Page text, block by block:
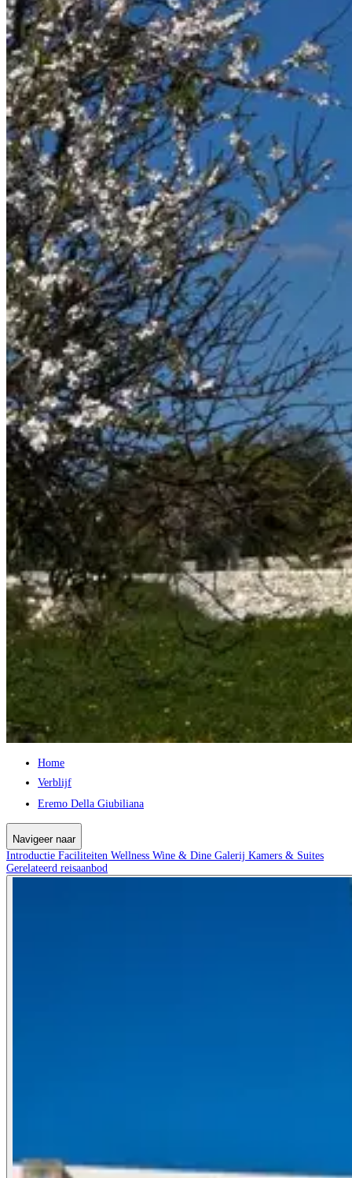
Home
Verblijf
Eremo Della Giubiliana
Navigeer naar
Introductie Faciliteiten Wellness Wine & Dine Galerij Kamers & Suites
Gerelateerd reisaanbod